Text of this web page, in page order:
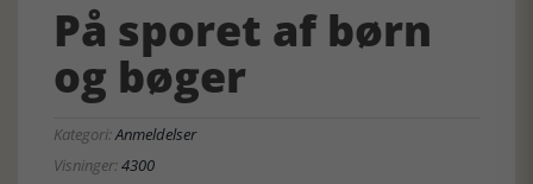
På sporet af børn
og bøger
Kategori:Anmeldelser
Visninger:4300